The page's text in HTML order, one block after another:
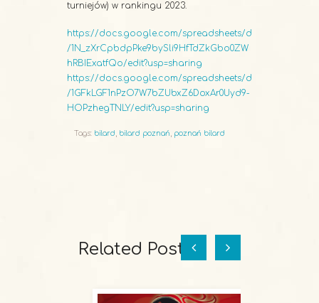
turniejów) w rankingu 2023.
https://docs.google.com/spreadsheets/d
/1N_zXrCpbdpPke9bySli9HfTdZkGbo0ZW
hRBIExatfQo/edit?usp=sharing
https://docs.google.com/spreadsheets/d
/1GFkLGF1nPzO7W7bZUbxZ6DoxAr0Uyd9-
HOPzhegTNLY/edit?usp=sharing
Tags: bilard bilard poznań poznań bilard
Related Posts